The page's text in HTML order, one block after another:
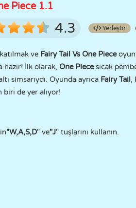
Piece 1.1
4.3 Yerleştir
ve Fairy Tail Vs One Piece
hazır! İlk olarak, One Piecesıcak
simsarıydı. Oyunda ayrıca Fairy Tail,
biri de yer alıyor!
"W,A,S,D" ve"J" tuşlarını kullanın.